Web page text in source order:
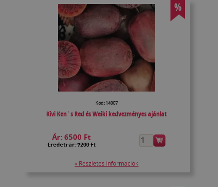
%
Kód: 14007
Kivi Ken`s Red és Weiki kedvezményes ajánlat
Ár:6500 Ft
Eredeti ár: 7200 Ft
» Részletes információk